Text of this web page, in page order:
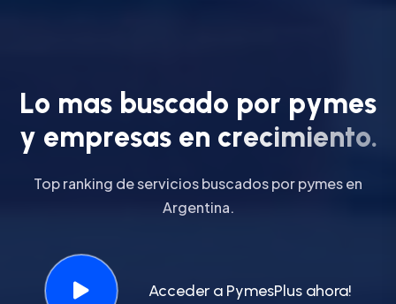
Lo mas buscado por pymes
y empresas en crecimiento.
Top ranking de servicios buscados por pymes en
Argentina.
Acceder a PymesPlus ahora!